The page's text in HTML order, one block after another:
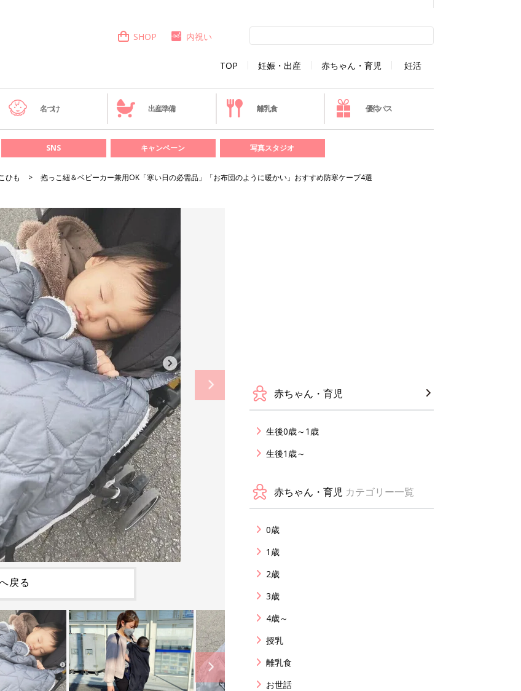
TOP 妊娠・出産 赤ちゃん・育児 妊活
SHOP 内祝い
名づけ 出産準備 離乳食 優待パス
SNS キャンペーン 写真スタジオ
ひも 抱っこ紐＆ベビーカー兼用OK「寒い日の必需品」「お布団のように暖かい」おすすめ防寒ケープ4選
戻る
赤ちゃん・育児
生後0歳～1歳
生後1歳～
赤ちゃん・育児 カテゴリー一覧
0歳
1歳
2歳
3歳
4歳～
授乳
離乳食
お世話